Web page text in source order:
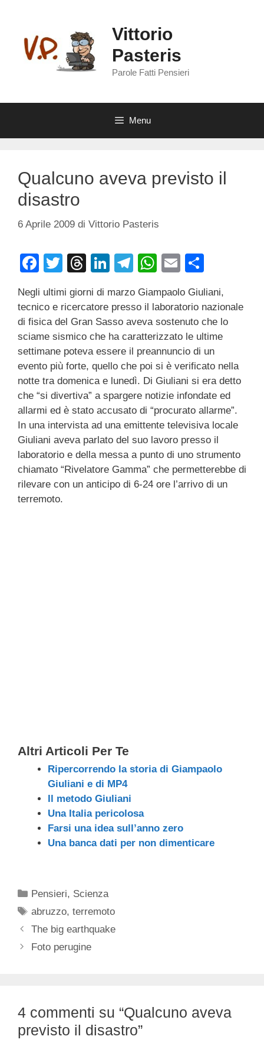
contenuto
Vittorio
Pasteris
Parole Fatti Pensieri
Menu
Qualcuno aveva previsto il
disastro
6 Aprile 2009 di Vittorio Pasteris
F
c
e
b
o
o
k
T
tt
er
T
e
a
d
s
Li
k
e
dI
n
T
e
gr
a
m
W
at
s
A
p
p
E
ail n
di
vi
di
Negli ultimi giorni di marzo Giampaolo Giuliani,
tecnico e ricercatore presso il laboratorio nazionale
di fisica del Gran Sasso aveva sostenuto che lo
sciame sismico che ha caratterizzato le ultime
settimane poteva essere il preannuncio di un
evento più forte, quello che poi si è verificato nella
notte tra domenica e lunedì. Di Giuliani si era detto
che “si divertiva” a spargere notizie infondate ed
allarmi ed è stato accusato di “procurato allarme”.
In una intervista ad una emittente televisiva locale
Giuliani aveva parlato del suo lavoro presso il
laboratorio e della messa a punto di uno strumento
chiamato “Rivelatore Gamma” che permetterebbe di
rilevare con un anticipo di 6-24 ore l’arrivo di un
terremoto.
Altri Articoli Per Te
Ripercorrendo la storia di Giampaolo
Giuliani e di MP4
Il metodo Giuliani
Una Italia pericolosa
Farsi una idea sull’anno zero
Una banca dati per non dimenticare
Categorie
Pensieri, Scienza
Tag
abruzzo,terremoto
The big earthquake
Foto perugine
4 commenti su “Qualcuno aveva
previsto il disastro”